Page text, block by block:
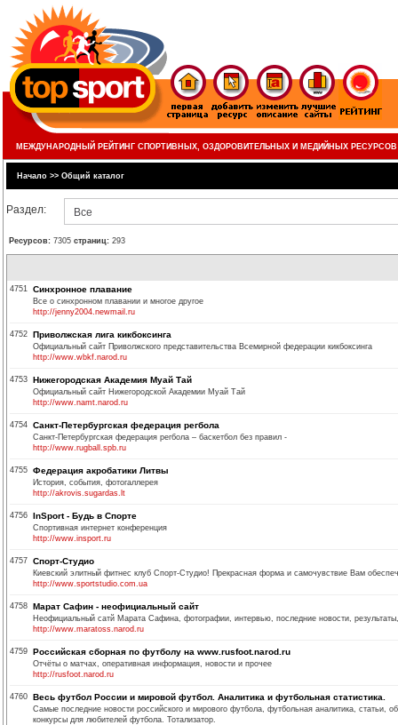
МЕЖДУНАРОДНЫЙ РЕЙТИНГ СПОРТИВНЫХ, ОЗДОРОВИТЕЛЬНЫХ И МЕДИЙНЫХ РЕСУРСОВ
Начало >> Общий каталог
Раздел: Все
Ресурсов: 7305 страниц: 293
4751 Синхронное плавание
Все о синхронном плавании и многое другое
http://jenny2004.newmail.ru
4752 Приволжская лига кикбоксинга
Официальный сайт Приволжского представительства Всемирной федерации кикбоксинга
http://www.wbkf.narod.ru
4753 Нижегородская Академия Муай Тай
Официальный сайт Нижегородской Академии Муай Тай
http://www.namt.narod.ru
4754 Санкт-Петербургская федерация регбола
Санкт-Петербургская федерация регбола – баскетбол без правил -
http://www.rugball.spb.ru
4755 Федерация акробатики Литвы
История, события, фотогаллерея
http://akrovis.sugardas.lt
4756 InSport - Будь в Спорте
Спортивная интернет конференция
http://www.insport.ru
4757 Спорт-Студио
Киевский элитный фитнес клуб Спорт-Студио! Прекрасная форма и самочувствие Вам
http://www.sportstudio.com.ua
4758 Марат Сафин - неофициальный сайт
Неофициальный сатй Марата Сафина, фотографии, интервью, последние новости,
http://www.maratoss.narod.ru
4759 Российская сборная по футболу на www.rusfoot.narod.ru
Отчёты о матчах, оперативная информация, новости и прочее
http://rusfoot.narod.ru
4760 Весь футбол России и мировой футбол. Аналитика и футбольная статистика.
Самые последние новости российского и мирового футбола, футбольная аналитика, статьи,
конкурсы для любителей футбола. Тотализатор.